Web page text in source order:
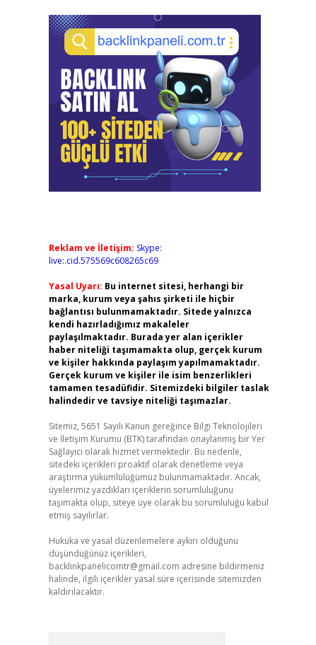
Reklam ve İletişim: Skype:
live:.cid.575569c608265c69
Yasal Uyarı: Bu internet sitesi, herhangi bir
marka, kurum veya şahıs şirketi ile hiçbir
bağlantısı bulunmamaktadır. Sitede yalnızca
kendi hazırladığımız makaleler
paylaşılmaktadır. Burada yer alan içerikler
haber niteliği taşımamakta olup, gerçek kurum
ve kişiler hakkında paylaşım yapılmamaktadır.
Gerçek kurum ve kişiler ile isim benzerlikleri
tamamen tesadüfidir. Sitemizdeki bilgiler taslak
halindedir ve tavsiye niteliği taşımazlar.
Sitemiz, 5651 Sayılı Kanun gereğince Bilgi Teknolojileri
ve İletişim Kurumu (BTK) tarafından onaylanmış bir Yer
Sağlayıcı olarak hizmet vermektedir. Bu nedenle,
sitedeki içerikleri proaktif olarak denetleme veya
araştırma yükümlülüğümüz bulunmamaktadır. Ancak,
üyelerimiz yazdıkları içeriklerin sorumluluğunu
taşımakta olup, siteye üye olarak bu sorumluluğu kabul
etmiş sayılırlar.
Hukuka ve yasal düzenlemelere aykırı olduğunu
düşündüğünüz içerikleri,
backlinkpanelicomtr@gmail.com adresine bildirmeniz
halinde, ilgili içerikler yasal süre içerisinde sitemizden
kaldırılacaktır.